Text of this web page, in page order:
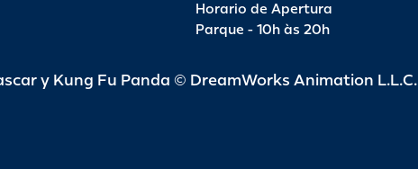
Horario de Apertura
Parque - 10h às 20h
y Kung Fu Panda © DreamWorks Animation L.L.C.